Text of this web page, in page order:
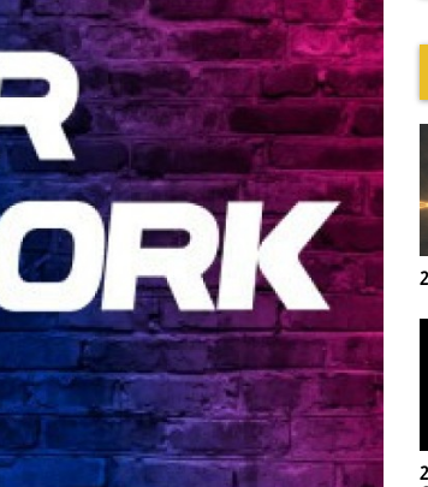
21h00- Trip Mix by Lolypop
20h00 - Retro session by